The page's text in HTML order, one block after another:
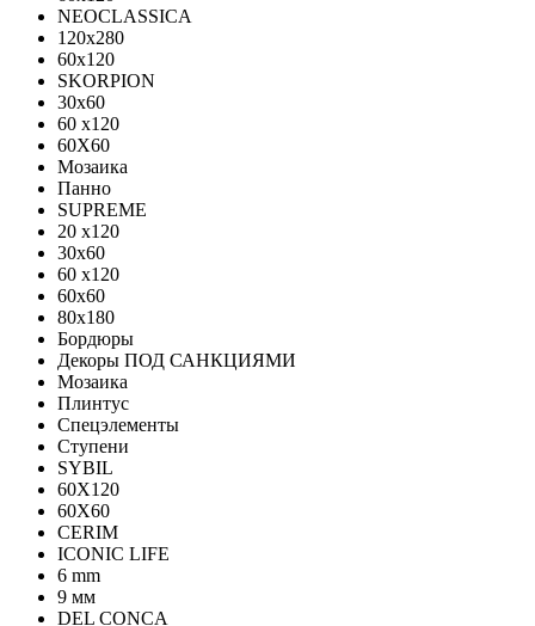
NEOCLASSICA
120х280
60х120
SKORPION
30х60
60 x120
60X60
Мозаика
Панно
SUPREME
20 x120
30x60
60 x120
60x60
80x180
Бордюры
Декоры ПОД САНКЦИЯМИ
Мозаика
Плинтус
Спецэлементы
Ступени
SYBIL
60X120
60X60
CERIM
ICONIC LIFE
6 mm
9 мм
DEL CONCA